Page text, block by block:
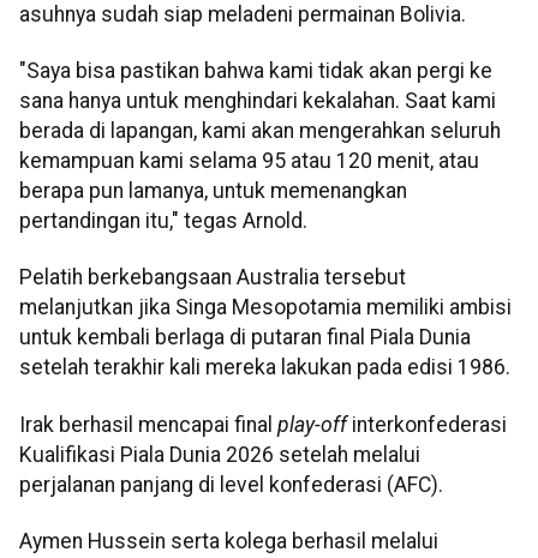
asuhnya sudah siap meladeni permainan Bolivia.
"Saya bisa pastikan bahwa kami tidak akan pergi ke
sana hanya untuk menghindari kekalahan. Saat kami
berada di lapangan, kami akan mengerahkan seluruh
kemampuan kami selama 95 atau 120 menit, atau
berapa pun lamanya, untuk memenangkan
pertandingan itu," tegas Arnold.
Pelatih berkebangsaan Australia tersebut
melanjutkan jika Singa Mesopotamia memiliki ambisi
untuk kembali berlaga di putaran final Piala Dunia
setelah terakhir kali mereka lakukan pada edisi 1986.
Irak berhasil mencapai final play-offinterkonfederasi
Kualifikasi Piala Dunia 2026 setelah melalui
perjalanan panjang di level konfederasi (AFC).
Aymen Hussein serta kolega berhasil melalui